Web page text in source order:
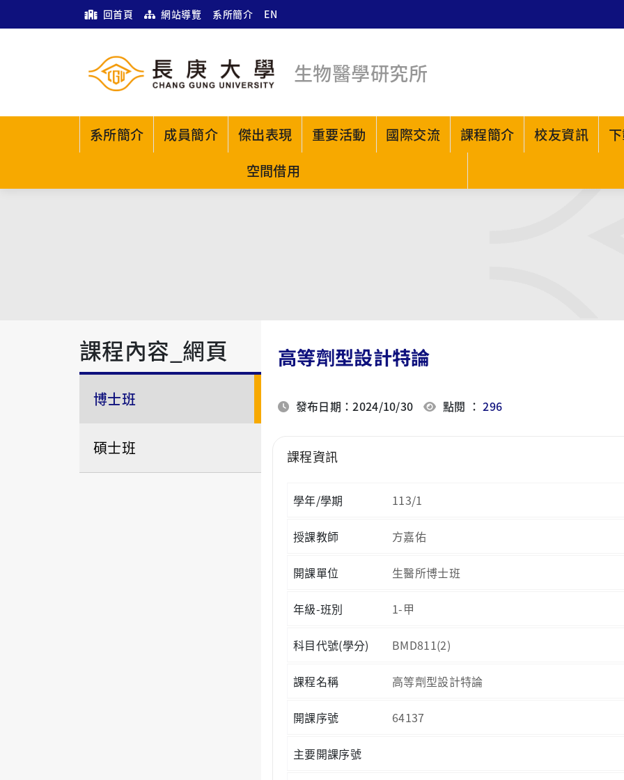
回首頁 網站導覽 系所簡介 EN
生物醫學研究所
系所簡介 成員簡介 傑出表現 重要活動 國際交流 課程簡介 校友資訊
空間借用
課程內容_網頁
博士班
碩士班
高等劑型設計特論
發布日期：2024/10/30 點閱 ：296
課程資訊
學年/學期 113/1
授課教師 方嘉佑
開課單位 生醫所博士班
年級-班別 1-甲
科目代號(學分) BMD811(2)
課程名稱 高等劑型設計特論
開課序號 64137
主要開課序號